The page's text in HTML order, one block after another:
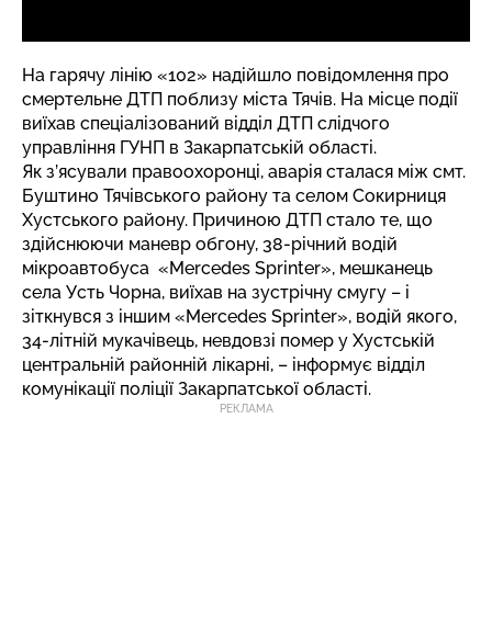
На гарячу лінію «102» надійшло повідомлення про
смертельне ДТП поблизу міста Тячів. На місце події
виїхав спеціалізований відділ ДТП слідчого
управління ГУНП в Закарпатській області.
Як з’ясували правоохоронці, аварія сталася між смт.
Буштино Тячівського району та селом Сокирниця
Хустського району. Причиною ДТП стало те, що
здійснюючи маневр обгону, 38-річний водій
мікроавтобуса «Mercedes Sprinter», мешканець
села Усть Чорна, виїхав на зустрічну смугу – і
зіткнувся з іншим «Mercedes Sprinter», водій якого,
34-літній мукачівець, невдовзі помер у Хустській
центральній районній лікарні, – інформує відділ
комунікації поліції Закарпатської області.
РЕКЛАМА